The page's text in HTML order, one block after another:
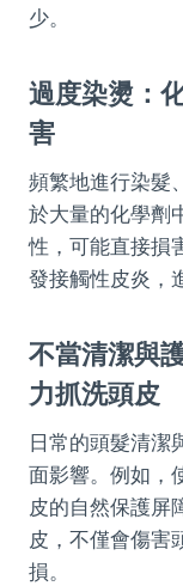
少。
過度染燙：
害
頻繁地進行染髮
於大量的化學劑
性，可能直接損
發接觸性皮炎，
不當清潔與
力抓洗頭皮
日常的頭髮清潔
面影響。例如，
皮的自然保護屏
皮，不僅會傷害
損。